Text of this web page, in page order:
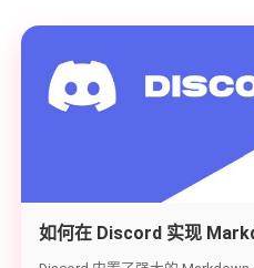
如何在 Discord 实现
代码块与隐藏文字教学